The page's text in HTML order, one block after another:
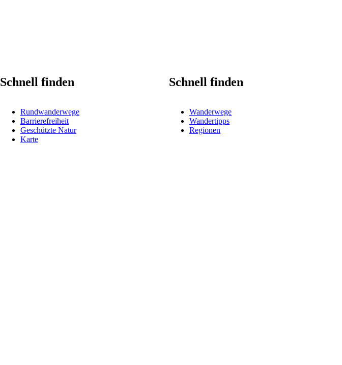
Schnell finden
Rundwanderwege
Barrierefreiheit
Geschützte Natur
Karte
Schnell finden
Wanderwege
Wandertipps
Regionen